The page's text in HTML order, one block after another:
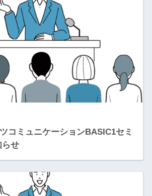
コミュニケーションBASIC1セミ
らせ